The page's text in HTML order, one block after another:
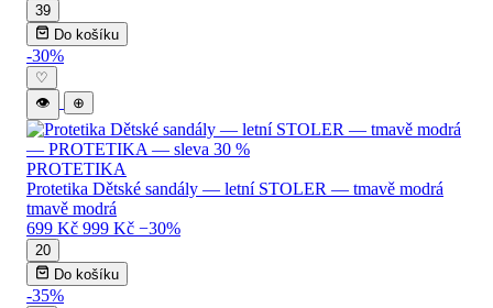
39
Do košíku
-30%
♡
👁
⊕
PROTETIKA
Protetika Dětské sandály — letní STOLER — tmavě modrá
tmavě modrá
699 Kč 999 Kč −30%
20
Do košíku
-35%